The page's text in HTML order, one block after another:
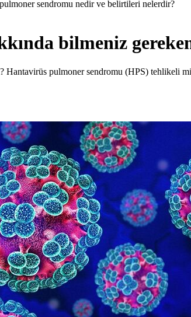
sendromu nedir ve belirtileri nelerdir?
bilmeniz
Hantavirüs pulmoner sendromu (HPS) tehlikeli